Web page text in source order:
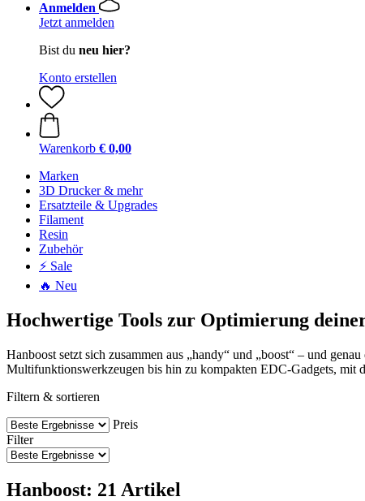
Anmelden
Jetzt anmelden
Bist du neu hier?
Konto erstellen
Warenkorb € 0,00
Marken
3D Drucker & mehr
Ersatzteile & Upgrades
Filament
Resin
Zubehör
⚡ Sale
🔥 Neu
Hochwertige Tools zur Optimierung
Hanboost setzt sich zusammen aus „handy“ und „boost“ – und
Multifunktionswerkzeugen bis hin zu kompakten EDC-Gadgets, mit
Filtern & sortieren
Preis
Filter
Hanboost: 21 Artikel